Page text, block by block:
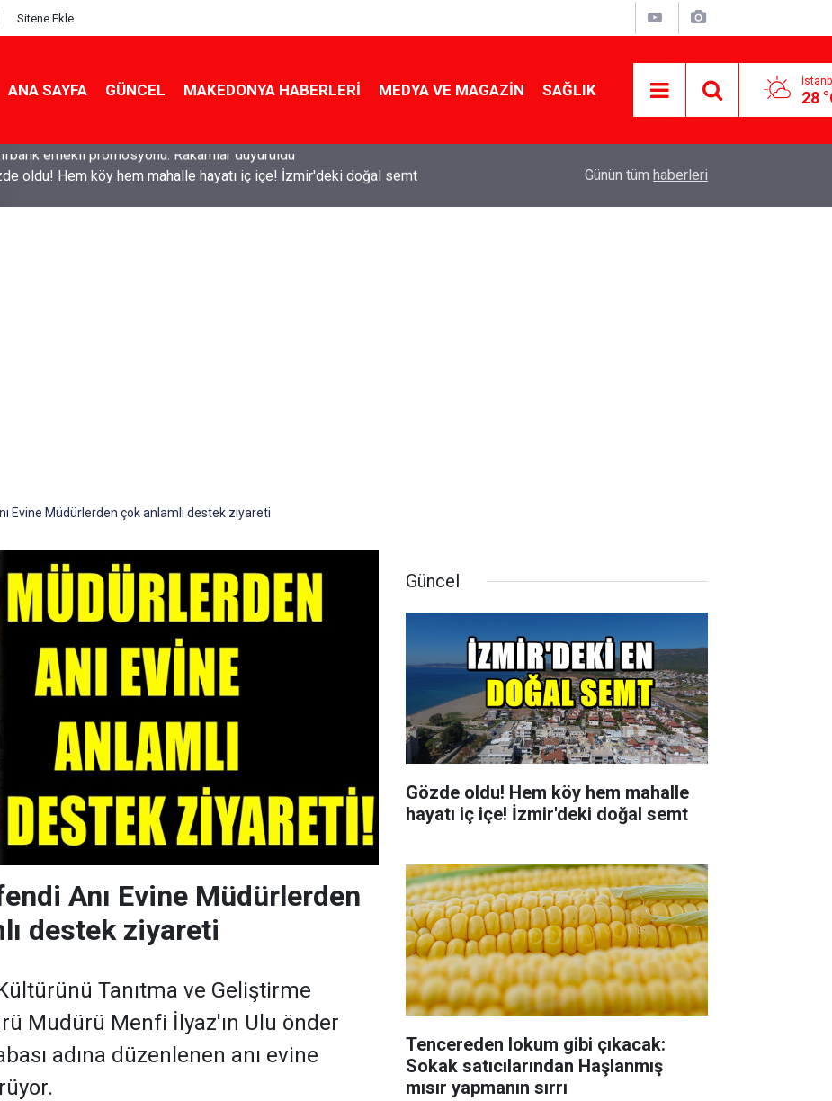
Sitene Ekle
ANA SAYFA GÜNCEL MAKEDONYA HABERLERI MEDYA VE MAGAZIN SAĞLIK 28
oldu! Hem köy hem mahalle hayatı iç içe! İzmir'deki doğal semt
yapmanın sırrı
Günün tüm haberleri
Evine Müdürlerden çok anlamlı destek ziyareti
Anı Evine Müdürlerden
destek ziyareti
Tanıtma ve Geliştirme
Mudürü Menfi İlyaz'ın Ulu önder
adına düzenlenen anı evine
Güncel
Gözde oldu! Hem köy hem mahalle
hayatı iç içe! İzmir'deki doğal semt
Tencereden lokum gibi çıkacak:
Sokak satıcılarından Haşlanmış
mısır yapmanın sırrı